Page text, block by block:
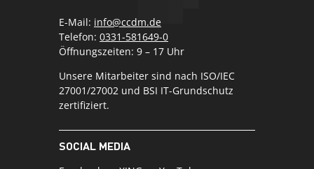
E-Mail: info@ccdm.de
Telefon: 0331-581649-0
Öffnungszeiten: 9 – 17 Uhr
Unsere Mitarbeiter sind nach ISO/IEC
27001/27002 und BSI IT-Grundschutz
zertifiziert.
SOCIAL MEDIA